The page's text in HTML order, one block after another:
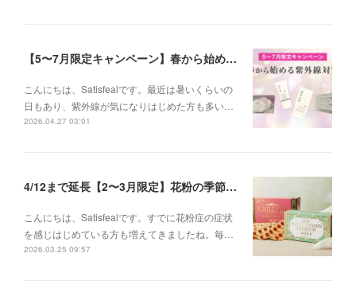
【5〜7月限定キャンペーン】春から始める紫外線対策
こんにちは、Satisfealです。最近は暑いくらいの
日もあり、紫外線が気になりはじめた方も多い…
2026.04.27 03:01
4/12まで延長【2〜3月限定】花粉の季節に、インナーケアセットキャンペーン
こんにちは、Satisfealです。すでに花粉症の症状
を感じはじめている方も増えてきましたね。毎…
2026.03.25 09:57